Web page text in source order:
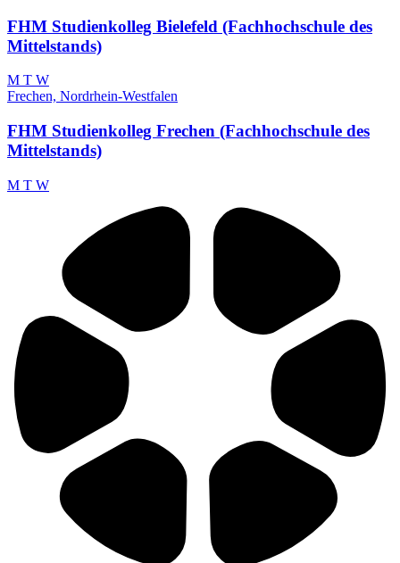
FHM Studienkolleg Bielefeld (Fachhochschule des
Mittelstands)
M T W
Frechen, Nordrhein-Westfalen
FHM Studienkolleg Frechen (Fachhochschule des
Mittelstands)
M T W